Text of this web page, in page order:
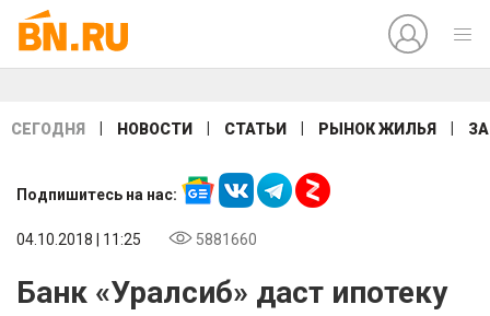
СЕГОДНЯ НОВОСТИ СТАТЬИ РЫНОК ЖИЛЬЯ
Подпишитесь на нас:
04.10.2018 | 11:25 5881660
Банк «Уралсиб» даст ипотеку